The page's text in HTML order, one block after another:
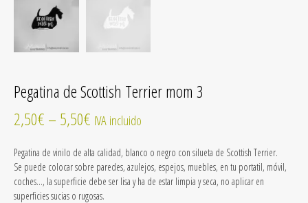
Pegatina de Scottish Terrier mom 3
2,50€ – 5,50€ IVA incluido
Pegatina de vinilo de alta calidad, blanco o negro con silueta de Scottish Terrier.
Se puede colocar sobre paredes, azulejos, espejos, muebles, en tu portatil, móvil,
coches…, la superficie debe ser lisa y ha de estar limpia y seca, no aplicar en
superficies sucias o rugosas.